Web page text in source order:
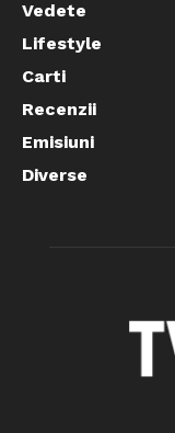
Vedete
Lifestyle
Carti
Recenzii
Emisiuni
Diverse